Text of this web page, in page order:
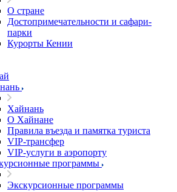
О стране
Достопримечательности и сафари-
парки
Курорты Кении
Хайнань
О Хайнане
Правила въезда и памятка туриста
VIP-трансфер
VIP-услуги в аэропорту
программы
Экскурсионные программы